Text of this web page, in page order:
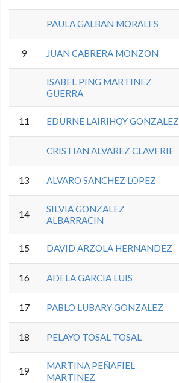
PAULA GALBAN MORALES
9 JUAN CABRERA MONZON
ISABEL PING MARTINEZ
GUERRA
11 EDURNE LAIRIHOY GONZALEZ
CRISTIAN ALVAREZ CLAVERIE
13 ALVARO SANCHEZ LOPEZ
14
SILVIA GONZALEZ
ALBARRACIN
15 DAVID ARZOLA HERNANDEZ
16 ADELA GARCIA LUIS
17 PABLO LUBARY GONZALEZ
18 PELAYO TOSAL TOSAL
19
MARTINA PEÑAFIEL
MARTINEZ